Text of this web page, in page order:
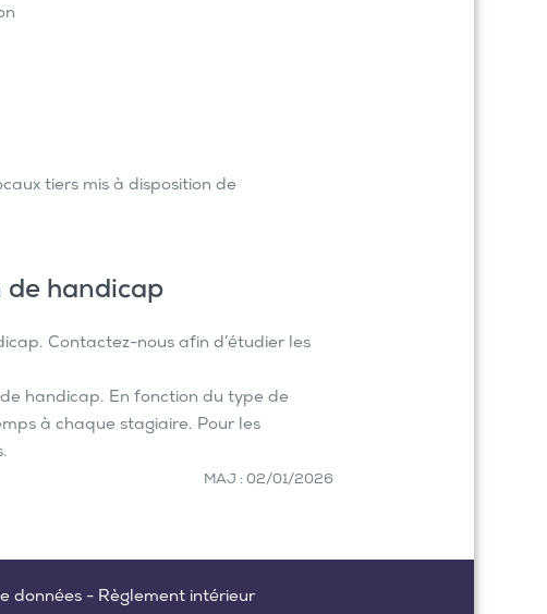
tiers mis à disposition de
handicap
Contactez-nous afin d’étudier les
handicap. En fonction du type de
à chaque stagiaire. Pour les
MAJ : 02/01/2026
données- Règlement intérieur